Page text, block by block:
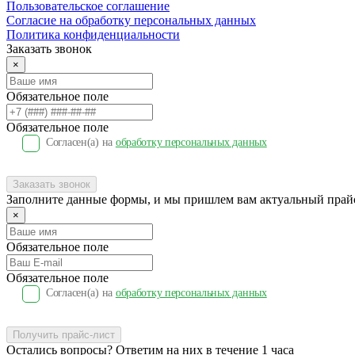
Пользовательское соглашение
Согласие на обработку персональных данных
Политика конфиденциальности
Заказать звонок
×
Обязательное поле
Обязательное поле
Согласен(a) на обработку персональных данных
Заказать звонок
Заполните данные формы, и мы пришлем вам актуальный
×
Обязательное поле
Обязательное поле
Согласен(a) на обработку персональных данных
Получить прайс-лист
Остались вопросы? Ответим на них в течение 1 часа